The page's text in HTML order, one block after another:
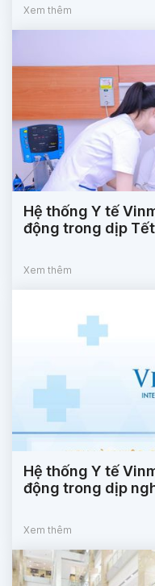
Xem thêm
Hệ thống Y tế
động trong dịp
Xem thêm
Hệ thống Y tế
động trong dịp
Xem thêm